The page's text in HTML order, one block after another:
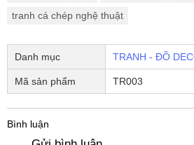
tranh cá chép nghệ thuật
Danh mục TRANH - ĐỒ
Mã sản phẩm TR003
Bình luận